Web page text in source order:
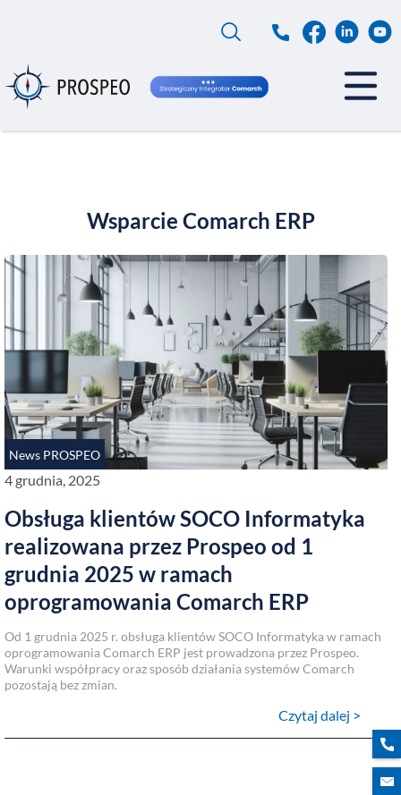
Wsparcie Comarch ERP
News PROSPEO
4 grudnia, 2025
Obsługa klientów SOCO Informatyka
realizowana przez Prospeo od 1
grudnia 2025 w ramach
oprogramowania Comarch ERP
Od 1 grudnia 2025 r. obsługa klientów SOCO Informatyka w ramach
oprogramowania Comarch ERP jest prowadzona przez Prospeo.
Warunki współpracy oraz sposób działania systemów Comarch
pozostają bez zmian.
Czytaj dalej >